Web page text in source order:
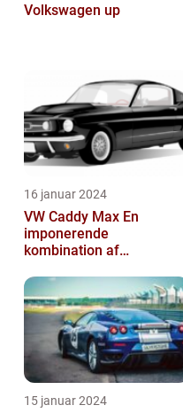
Volkswagen up
16 januar 2024
VW Caddy Max En
imponerende
kombination af
og komfort
15 januar 2024